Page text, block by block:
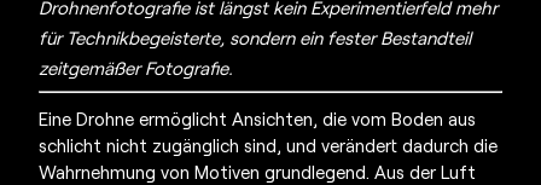
Drohnenfotografieist längst kein Experimentierfeld mehr
für Technikbegeisterte, sondern ein fester Bestandteil
zeitgemäßer Fotografie.
Eine Drohne ermöglicht Ansichten, die vom Boden aus
schlicht nicht zugänglich sind, und verändert dadurch die
Wahrnehmung von Motiven grundlegend. Aus der Luft